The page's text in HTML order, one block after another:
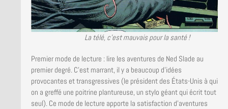
La télé, c’est mauvais pour la santé !
Premier mode de lecture : lire les aventures de Ned Slade au
premier degré. C’est marrant, il y a beaucoup d’idées
provocantes et transgressives (le président des États-Unis à qui
on a greffé une poitrine plantureuse, un stylo géant qui écrit tout
seul). Ce mode de lecture apporte la satisfaction d’aventures